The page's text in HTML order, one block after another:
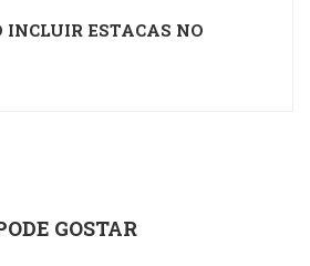
INCLUIR ESTACAS NO
GOSTAR